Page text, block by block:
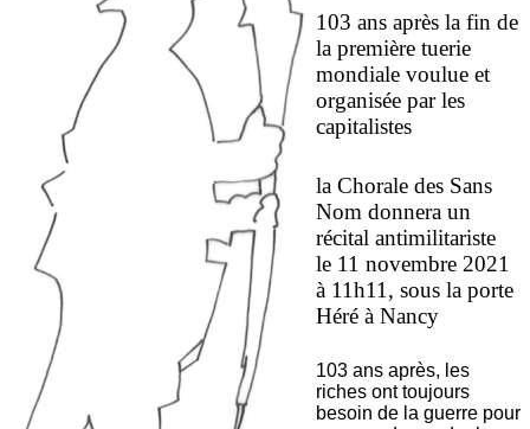
103 ans après la fin de
la première tuerie
mondiale voulue et
organisée par les
capitalistes
la Chorale des Sans
Nom donnera un
récital antimilitariste
le 11 novembre 2021
à 11h11, sous la porte
Héré à Nancy
103 ans après, les
riches ont toujours
besoin de la guerre pour